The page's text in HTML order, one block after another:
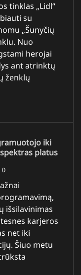
tinklas „Lidl“
su
„Šunyčių
Nuo
herojai
ant atrinktų
ženklų
iki
platus
0
išsilavinimas
karjeros
net iki
Šiuo metu